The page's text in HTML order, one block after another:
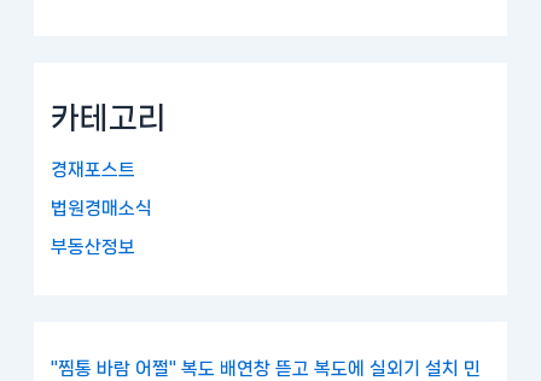
카테고리
경재포스트
법원경매소식
부동산정보
"찜통 바람 어쩔" 복도 배연창 뜯고 복도에 실외기 설치 민